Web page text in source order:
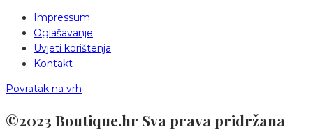
Impressum
Oglašavanje
Uvjeti korištenja
Kontakt
Povratak na vrh
©2023 Boutique.hr Sva prava pridržana